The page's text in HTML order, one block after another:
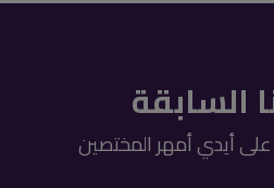
السابقة
أيدي أمهر المختصين